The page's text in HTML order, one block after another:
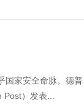
国家安全命脉。德普
）发表...